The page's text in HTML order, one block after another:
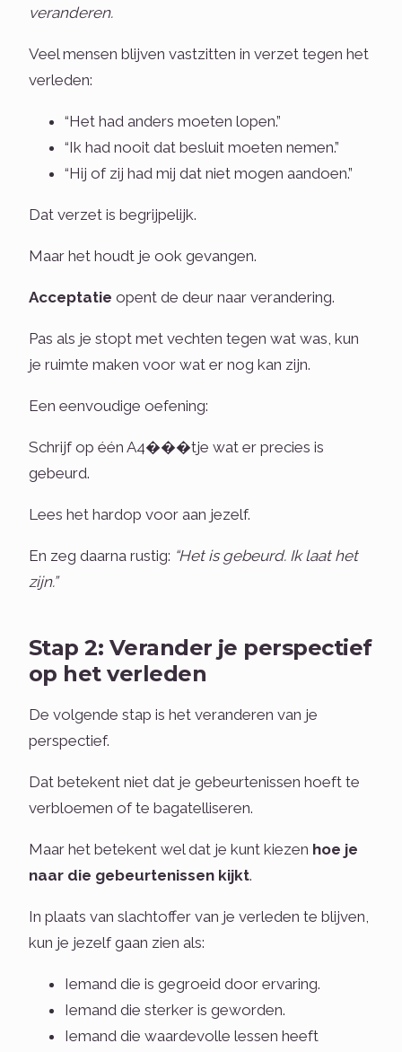
veranderen.
Veel mensen blijven vastzitten in verzet tegen het
verleden:
“Het had anders moeten lopen.”
“Ik had nooit dat besluit moeten nemen.”
“Hij of zij had mij dat niet mogen aandoen.”
Dat verzet is begrijpelijk.
Maar het houdt je ook gevangen.
Acceptatie opent de deur naar verandering.
Pas als je stopt met vechten tegen wat was, kun
je ruimte maken voor wat er nog kan zijn.
Een eenvoudige oefening:
Schrijf op één A4���tje wat er precies is
gebeurd.
Lees het hardop voor aan jezelf.
En zeg daarna rustig: “Het is gebeurd. Ik laat het
zijn.”
Stap 2: Verander je perspectief
op het verleden
De volgende stap is het veranderen van je
perspectief.
Dat betekent niet dat je gebeurtenissen hoeft te
verbloemen of te bagatelliseren.
Maar het betekent wel dat je kunt kiezen hoe je
naar die gebeurtenissen kijkt.
In plaats van slachtoffer van je verleden te blijven,
kun je jezelf gaan zien als:
Iemand die is gegroeid door ervaring.
Iemand die sterker is geworden.
Iemand die waardevolle lessen heeft